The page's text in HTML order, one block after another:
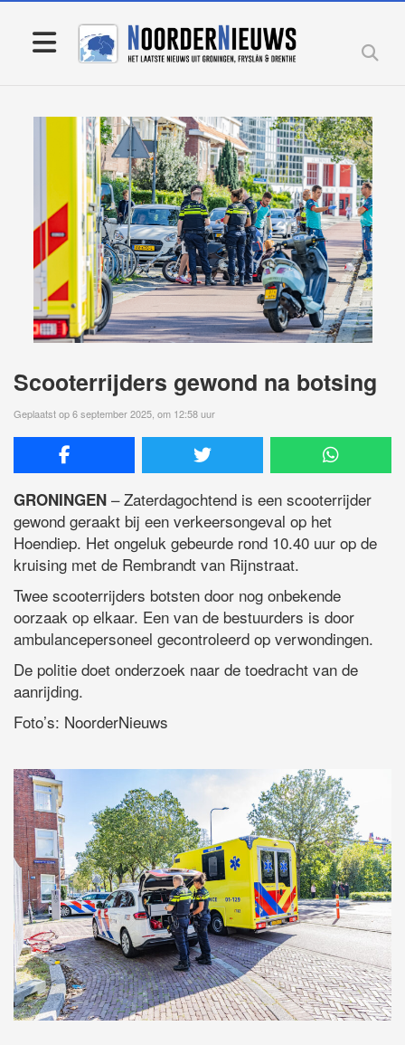
Scooterrijders gewond na botsing
Geplaatst op 6 september 2025, om 12:58 uur
GRONINGEN – Zaterdagochtend is een scooterrijder
gewond geraakt bij een verkeersongeval op het
Hoendiep. Het ongeluk gebeurde rond 10.40 uur op de
kruising met de Rembrandt van Rijnstraat.
Twee scooterrijders botsten door nog onbekende
oorzaak op elkaar. Een van de bestuurders is door
ambulancepersoneel gecontroleerd op verwondingen.
De politie doet onderzoek naar de toedracht van de
aanrijding.
Foto’s: NoorderNieuws